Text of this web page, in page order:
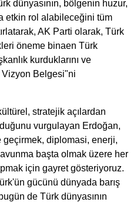
dünyasının, bölgenin huzur,
etkin rol alabileceğini tüm
AK Parti olarak, Türk
öneme binaen Türk
kurduklarını ve
Vizyon Belgesi"ni
stratejik açılardan
vurgulayan Erdoğan,
diplomasi, enerji,
başta olmak üzere her
için gayret gösteriyoruz.
gücünü dünyada barış
de Türk dünyasının